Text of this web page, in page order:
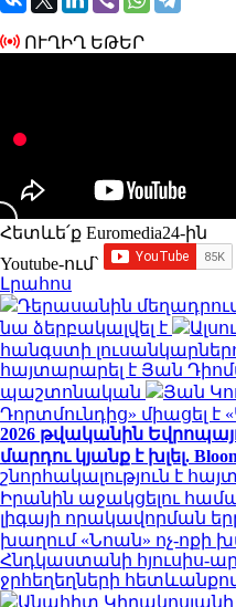
ՈՒՂԻՂ ԵԹԵՐ
Հետևե՛ք Euromedia24-ին
Youtube-ում`
Լրահոս
Դերասանին
նա ձերբակալվել է
հանգստի
հայտարարել է Յան
պաշտոնական
Յան
Դորտմունդից» միացել է
2026 թվականին
մարդու կյանք է խլել.
շնորհակալություն է
Իրանին աջակցելու
լիգայի որակավորման
խաղում «Նոան» ոչ-ոքի
Հնդկաստանի հյուսիս-
ջրհեղեղների
Անահիտ Կիրակոսյանի